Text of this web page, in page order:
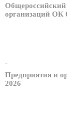
Общероссийский
организаций ОК
-
Предприятия и
2026